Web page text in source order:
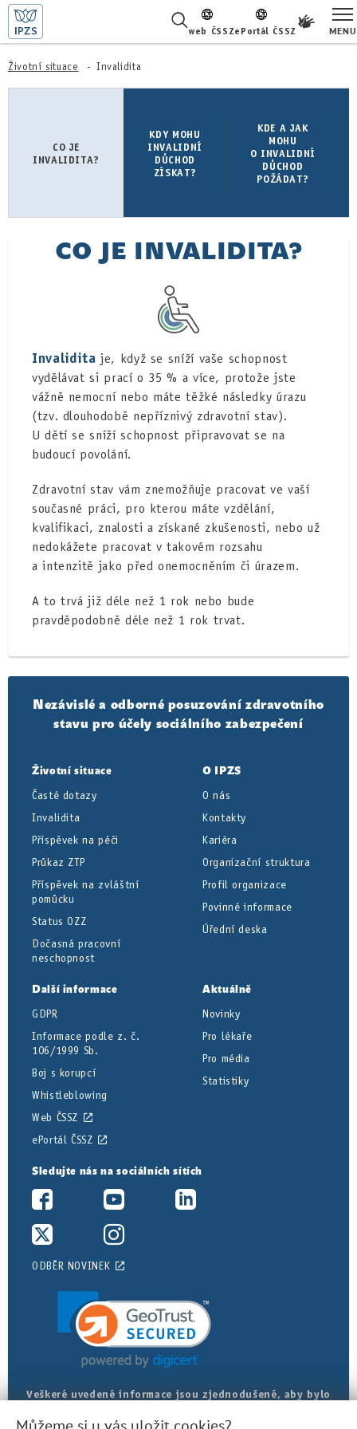
web ČSSZePortál ČSSZ MENU
ŽIVOTNÍ SITUACE
PRO LÉKAŘE
PRO MÉDIA
Životní situace Invalidita
CO JE
INVALIDITA?
KDY MOHU
INVALIDNÍ
DŮCHOD
ZÍSKAT?
KDE A JAK
MOHU
O INVALIDNÍ
DŮCHOD
POŽÁDAT?
CO JE INVALIDITA?
Invalidita je, když se sníží vaše schopnost
vydělávat si prací o 35 % a více, protože jste
vážně nemocní nebo máte těžké následky úrazu
(tzv. dlouhodobě nepříznivý zdravotní stav).
U dětí se sníží schopnost připravovat se na
budoucí povolání.
Zdravotní stav vám znemožňuje pracovat ve vaší
současné práci, pro kterou máte vzdělání,
kvalifikaci, znalosti a získané zkušenosti, nebo už
nedokážete pracovat v takovém rozsahu
a intenzitě jako před onemocněním či úrazem.
A to trvá již déle než 1 rok nebo bude
pravděpodobně déle než 1 rok trvat.
Nezávislé a odborné posuzování zdravotního
stavu pro účely sociálního zabezpečení
Životní situace
Časté dotazy
Invalidita
Příspěvek na péči
Průkaz ZTP
Příspěvek na zvláštní
pomůcku
Status OZZ
Dočasná pracovní
neschopnost
O IPZS
O nás
Kontakty
Kariéra
Organizační struktura
Profil organizace
Povinné informace
Úřední deska
Další informace
GDPR
Informace podle z. č.
106/1999 Sb.
Boj s korupcí
Whistleblowing
Web ČSSZ
ePortál ČSSZ
Aktuálně
Novinky
Pro lékaře
Pro média
Statistiky
Sledujte nás na sociálních sítích
ODBĚR NOVINEK
Veškeré uvedené informace jsou zjednodušené, aby bylo